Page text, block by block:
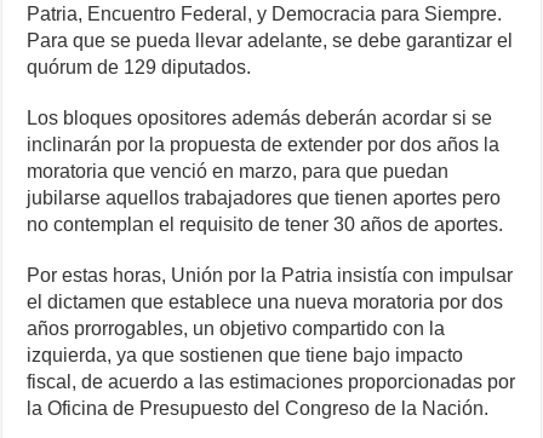
Patria, Encuentro Federal, y Democracia para Siempre.
Para que se pueda llevar adelante, se debe garantizar el
quórum de 129 diputados.
Los bloques opositores además deberán acordar si se
inclinarán por la propuesta de extender por dos años la
moratoria que venció en marzo, para que puedan
jubilarse aquellos trabajadores que tienen aportes pero
no contemplan el requisito de tener 30 años de aportes.
Por estas horas, Unión por la Patria insistía con impulsar
el dictamen que establece una nueva moratoria por dos
años prorrogables, un objetivo compartido con la
izquierda, ya que sostienen que tiene bajo impacto
fiscal, de acuerdo a las estimaciones proporcionadas por
la Oficina de Presupuesto del Congreso de la Nación.